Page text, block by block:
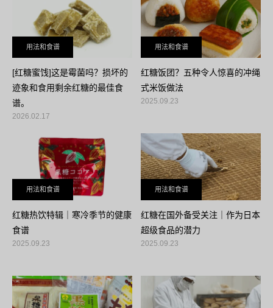
用法和食谱
[红糖蜜饯]这是霉菌吗？损坏的
迹象和食用剩余红糖的最佳食
谱。
2026.02.17
用法和食谱
红糖饭团？五种令人惊喜的冲绳
式米饭做法
2025.09.23
用法和食谱
红糖热饮特辑｜寒冷季节的健康
食谱
2025.09.23
用法和食谱
红糖在国外备受关注｜作为日本
超级食品的潜力
2025.09.23